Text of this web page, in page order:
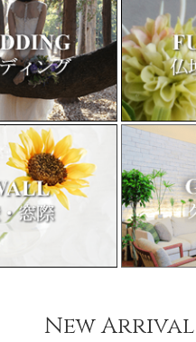
New Arrival